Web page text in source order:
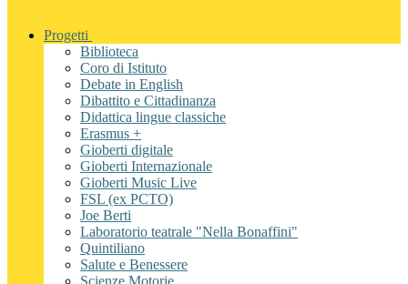
Progetti
Biblioteca
Coro di Istituto
Debate in English
Dibattito e Cittadinanza
Didattica lingue classiche
Erasmus +
Gioberti digitale
Gioberti Internazionale
Gioberti Music Live
FSL (ex PCTO)
Joe Berti
Laboratorio teatrale "Nella Bonaffini"
Quintiliano
Salute e Benessere